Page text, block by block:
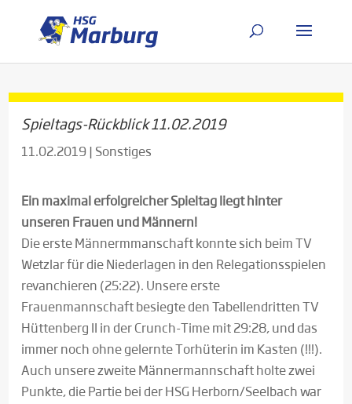
Spieltags-Rückblick 11.02.2019
11.02.2019| Sonstiges
Ein maximal erfolgreicher Spieltag liegt hinter
unseren Frauen und Männern!
Die erste Männermmanschaft konnte sich beim TV
Wetzlar für die Niederlagen in den Relegationsspielen
revanchieren (25:22). Unsere erste
Frauenmannschaft besiegte den Tabellendritten TV
Hüttenberg II in der Crunch-Time mit 29:28, und das
immer noch ohne gelernte Torhüterin im Kasten (!!!).
Auch unsere zweite Männermannschaft holte zwei
Punkte, die Partie bei der HSG Herborn/Seelbach war